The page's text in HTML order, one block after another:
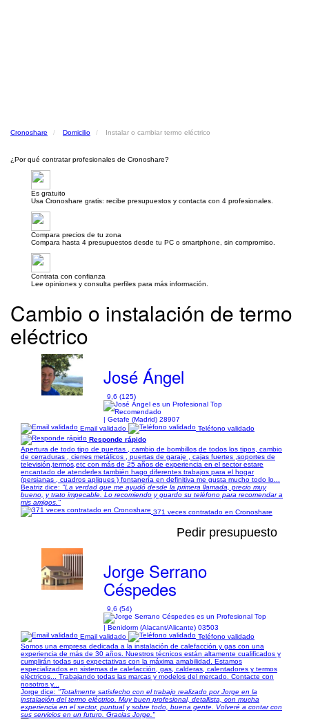
Cronoshare Domicilio Instalar o cambiar termo eléctrico
¿Por qué contratar profesionales de Cronoshare?
Es gratuito
Usa Cronoshare gratis: recibe presupuestos y contacta con 4 profesionales.
Compara precios de tu zona
Compara hasta 4 presupuestos desde tu PC o smartphone, sin compromiso.
Contrata con confianza
Lee opiniones y consulta perfiles para más información.
Cambio o instalación de termo
eléctrico
José Ángel
9,6 (125)
| Getafe (Madrid) 28907
Email validado
Teléfono validado
Responde rápido
Apertura de todo tipo de puertas , cambio de bombillos de todos los tipos, cambio
de cerraduras , cierres metálicos , puertas de garaje , cajas fuertes ,soportes de
televisión,termos,etc con más de 25 años de experiencia en el sector estare
encantado de atenderles también hago diferentes trabajos para el hogar
(persianas , cuadros apliques ) fontanería en definitiva me gusta mucho todo lo...
Beatriz dice: "La verdad que me ayudó desde la primera llamada, precio muy
bueno, y trato impecable. Lo recomiendo y guardo su teléfono para recomendar a
mis amigos."
371 veces contratado en Cronoshare
Pedir presupuesto
Jorge Serrano
Céspedes
9,6 (54)
| Benidorm (Alacant/Alicante) 03503
Email validado
Teléfono validado
Somos una empresa dedicada a la instalación de calefacción y gas con una
experiencia de más de 30 años. Nuestros técnicos están altamente cualificados y
cumplirán todas sus expectativas con la máxima amabilidad. Estamos
especializados en sistemas de calefacción, gas, calderas, calentadores y termos
eléctricos... Trabajando todas las marcas y modelos del mercado. Contacte con
nosotros y...
Jorge dice: "Totalmente satisfecho con el trabajo realizado por Jorge en la
instalación del termo eléctrico. Muy buen profesional, detallista, con mucha
experiencia en el sector, puntual y sobre todo, buena gente. Volveré a contar con
sus servicios en un futuro. Gracias Jorge."